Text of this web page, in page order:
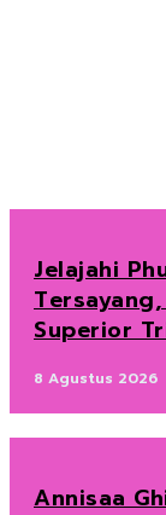
Jelajahi
Superior
8 Agustus 2026
Annisaa